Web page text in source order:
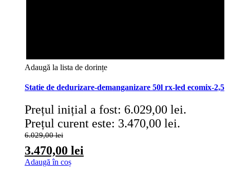
Adaugă la lista de dorințe
Statie de dedurizare-demanganizare 50l rx-led ecomix-2,5
6.029,00lei
Prețul inițial a fost: 6.029,00 lei.
3.470,00 lei
Prețul curent este: 3.470,00 lei.
Adaugă în coș